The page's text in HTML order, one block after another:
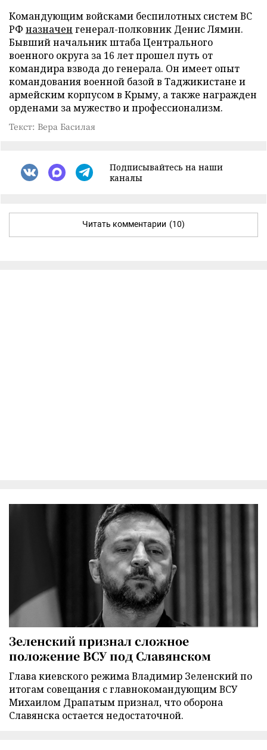
Командующим войсками беспилотных систем ВС
РФ назначен генерал-полковник Денис Лямин.
Бывший начальник штаба Центрального
военного округа за 16 лет прошел путь от
командира взвода до генерала. Он имеет опыт
командования военной базой в Таджикистане и
армейским корпусом в Крыму, а также награжден
орденами за мужество и профессионализм.
Текст: Вера Басилая
Подписывайтесь на наши
каналы
Читать комментарии (10)
Зеленский признал сложное
положение ВСУ под Славянском
Глава киевского режима Владимир Зеленский по
итогам совещания с главнокомандующим ВСУ
Михаилом Драпатым признал, что оборона
Славянска остается недостаточной.